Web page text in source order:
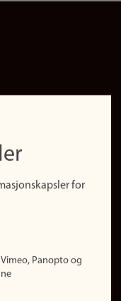
for
Panopto og